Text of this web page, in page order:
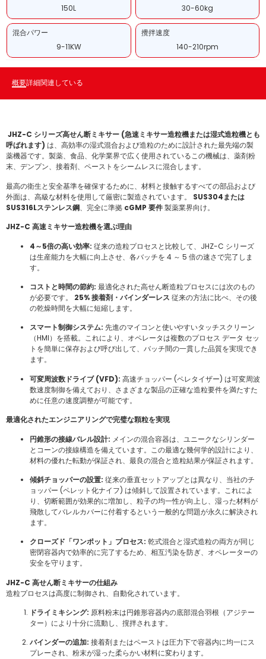
150L
30-60kg
混合パワー
9-11KW
攪拌速度
140-210rpm
概要詳細関連している
JHZ-C シリーズ高せん断ミキサー (急速ミキサー造粒機または湿式造粒機とも
呼ばれます) は、高効率の湿式混合および造粒のために設計された最先端の製
薬機器です。製薬、食品、化学業界で広く使用されているこの機械は、薬剤粉
末、デンプン、接着剤、ペーストをシームレスに混合します。
最高の衛生と安全基準を確保するために、材料と接触するすべての部品および
外面は、高級な材料を使用して厳密に製造されています。 SUS304または
SUS316Lステンレス鋼、完全に準拠 cGMP 要件製薬業界向け。
JHZ-C 高速ミキサー造粒機を選ぶ理由
4～5倍の高い効率: 従来の造粒プロセスと比較して、JHZ-C シリーズ
は生産能力を大幅に向上させ、各バッチを 4 ～ 5 倍の速さで完了しま
す。
コストと時間の節約: 最適化された高せん断造粒プロセスには次のもの
が必要です。 25% 接着剤・バインダーレス 従来の方法に比べ、その後
の乾燥時間を大幅に短縮します。
スマート制御システム: 先進のマイコンと使いやすいタッチスクリーン
（HMI）を搭載。これにより、オペレータは複数のプロセス データ セッ
トを簡単に保存および呼び出して、バッチ間の一貫した品質を実現でき
ます。
可変周波数ドライブ (VFD): 高速チョッパー (ペレタイザー) は可変周波
数速度制御を備えており、さまざまな製品の正確な造粒要件を満たすた
めに任意の速度調整が可能です。
最適化されたエンジニアリングで完璧な顆粒を実現
円錐形の接線バレル設計: メインの混合容器は、ユニークなシリンダー
とコーンの接線構造を備えています。この最適な幾何学的設計により、
材料の優れた転動が保証され、最良の混合と造粒結果が保証されます。
傾斜チョッパーの設置: 従来の垂直セットアップとは異なり、当社のチ
ョッパー (ペレット化ナイフ) は傾斜して設置されています。これによ
り、切断範囲が効果的に増加し、粒子の均一性が向上し、湿った材料が
飛散してバレルカバーに付着するという一般的な問題が永久に解決され
ます。
クローズド「ワンポット」プロセス: 乾式混合と湿式造粒の両方が同じ
密閉容器内で効率的に完了するため、相互汚染を防ぎ、オペレーターの
安全を守ります。
JHZ-C 高せん断ミキサーの仕組み
造粒プロセスは高度に制御され、自動化されています。
ドライミキシング: 原料粉末は円錐形容器内の底部混合羽根（アジテー
ター）により十分に流動し、撹拌されます。
バインダーの追加: 接着剤またはペーストは圧力下で容器内に均一にス
プレーされ、粉末が湿った柔らかい材料に変わります。